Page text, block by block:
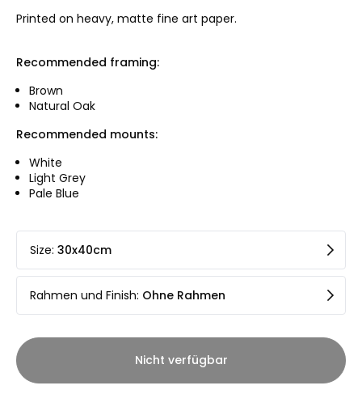
Printed on heavy, matte fine art paper.
Recommended framing:
Brown
Natural Oak
Recommended mounts:
White
Light Grey
Pale Blue
Size: 30x40cm
Rahmen und Finish: Ohne Rahmen
Nicht verfügbar